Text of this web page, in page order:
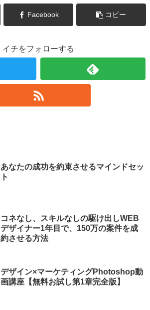
Facebook コピー
イチをフォローする
あなたの成功を約束させるマインドセッ
ト
コネなし、スキルなしの駆け出しWEB
デザイナー1年目で、150万の案件を成
約させる方法
デザイン×マーケティングPhotoshop動
画講座【無料お試し第1章完全版】